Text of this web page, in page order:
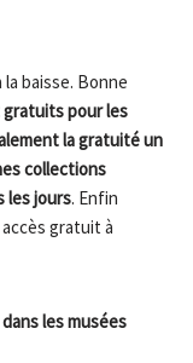
baisse. Bonne
pour les
la gratuité un
collections
les jours. Enfin
gratuit à
les musées